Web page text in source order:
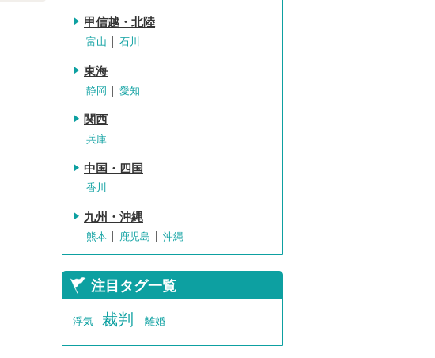
甲信越・北陸
富山 石川
東海
静岡 愛知
関西
兵庫
中国・四国
香川
九州・沖縄
熊本 鹿児島 沖縄
注目タグ一覧
浮気 裁判 離婚